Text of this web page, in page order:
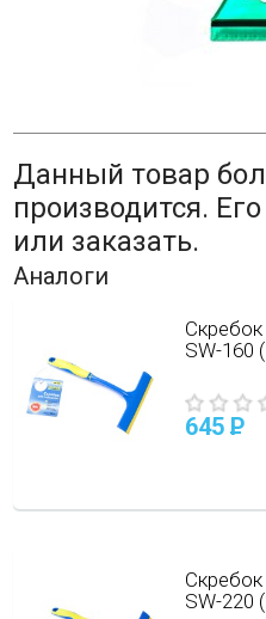
Данный товар
производится.
или заказать.
Аналоги
SW-160
645 P
SW-220